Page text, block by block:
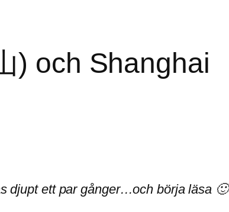
) och Shanghai
djupt ett par gånger…och börja läsa 🙂